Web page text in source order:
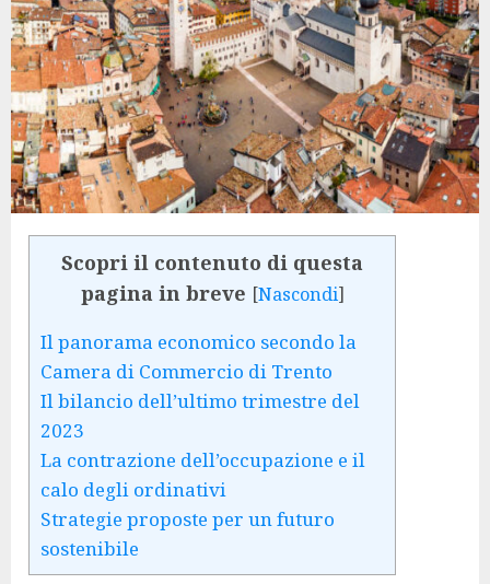
Scopri il contenuto di questa
pagina in breve [Nascondi]
Il panorama economico secondo la
Camera di Commercio di Trento
Il bilancio dell’ultimo trimestre del
2023
La contrazione dell’occupazione e il
calo degli ordinativi
Strategie proposte per un futuro
sostenibile